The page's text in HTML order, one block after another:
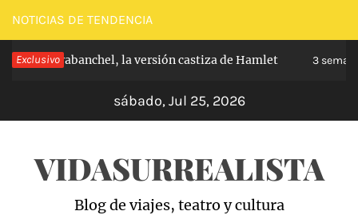
Saltar
al
contenido
NOTICIAS DE TENDENCIA
Exclusivo
de Carabanchel, la versión castiza de Hamlet 3
sábado, Jul 25, 2026
VIDASURREALISTA
Blog de viajes, teatro y cultura